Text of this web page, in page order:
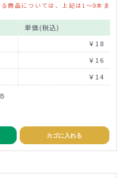
商品については、上記は1～9本ま
単価(税込)
￥18
￥16
￥14
カゴに入れる